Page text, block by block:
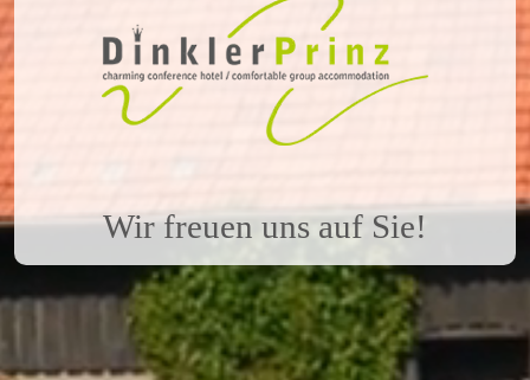
Wir freuen uns auf Sie!